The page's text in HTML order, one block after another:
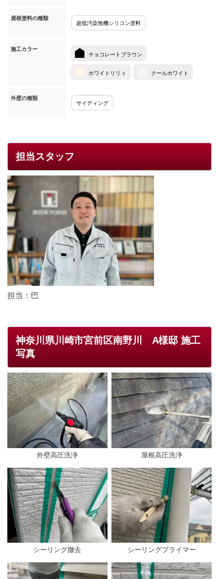
屋根塗料の種類
超低汚染無機シリコン塗料
施工カラー
チョコレートブラウン
ホワイトリリィ クールホワイト
外壁の種類
サイディング
担当スタッフ
担当：巴
神奈川県川崎市宮前区南野川 A様邸 施工
写真
外壁高圧洗浄 屋根高圧洗浄
シーリング撤去 シーリングプライマー